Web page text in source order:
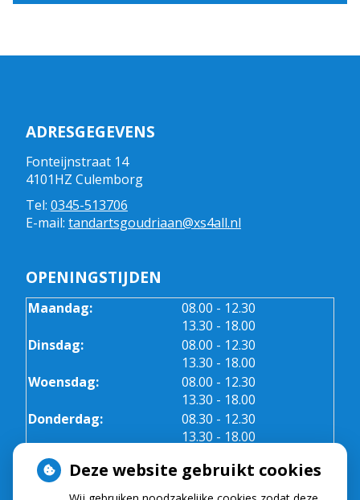
ADRESGEGEVENS
Fonteijnstraat 14
4101HZ Culemborg
Tel: 0345-513706
E-mail: tandartsgoudriaan@xs4all.nl
OPENINGSTIJDEN
Maandag: 08.00 tot
- 12.30
13.30 tot
- 18.00
Dinsdag:
08.00 tot
- 12.30
13.30 tot
- 18.00
Woensdag:
08.00 tot
- 12.30
13.30 tot
- 18.00
Donderdag:
08.30 tot
- 12.30
13.30 tot
- 18.00
Vrijdag:
Deze website gebruikt cookies